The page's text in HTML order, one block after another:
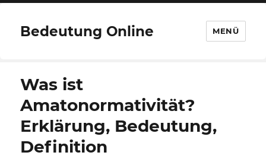
Bedeutung Online MENÜ
Was ist
Amatonormativität?
Erklärung, Bedeutung,
Definition